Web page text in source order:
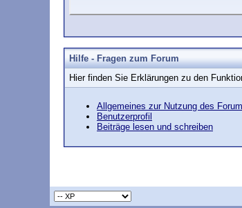
Hilfe - Fragen zum Forum
Hier finden Sie Erklärungen zu den
Allgemeines zur Nutzung des
Benutzerprofil
Beiträge lesen und schreiben